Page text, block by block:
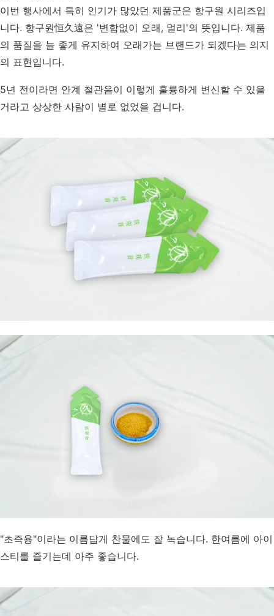
이번 행사에서 특히 인기가 많았던 제품군은 항구원 시리즈입
니다. 항구원恒久遠은 '변함없이 오래, 멀리'의 뜻입니다. 제품
의 품질을 늘 좋게 유지하여 오래가는 브랜드가 되겠다는 의지
의 표현입니다.
5년 전이라면 안계 철관음이 이렇게 훌륭하게 변신할 수 있을
거라고 상상한 사람이 별로 없었을 겁니다.
"초즉용"이라는 이름답게 찬물에도 잘 녹습니다. 한여름에 아이
스티를 즐기는데 아주 좋습니다.